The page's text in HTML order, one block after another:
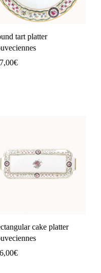
tart platter
€
cake platter
€